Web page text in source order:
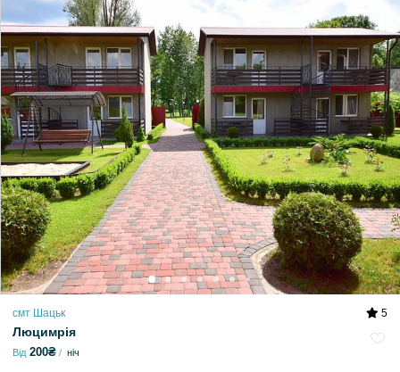
смт Шацьк 5
Люцимрія
Від 200₴ ніч